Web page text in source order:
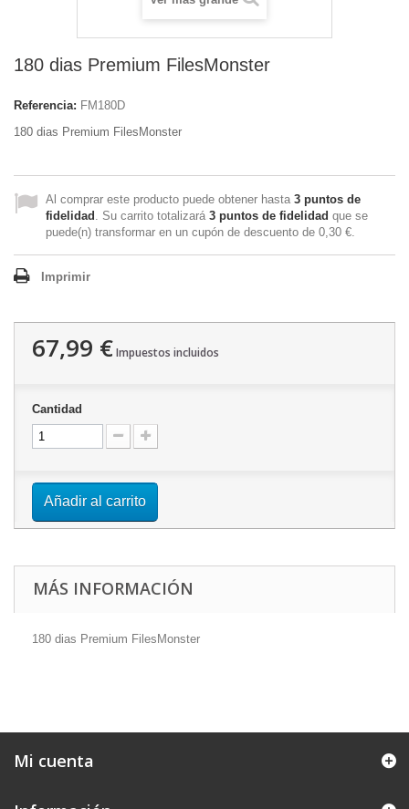
180 dias Premium FilesMonster
Referencia: FM180D
180 dias Premium FilesMonster
Al comprar este producto puede obtener hasta 3 puntos de
fidelidad . Su carrito totalizará 3 puntos de fidelidad que se
puede(n) transformar en un cupón de descuento de 0,30 €.
Imprimir
67,99 €Impuestos incluidos
Cantidad
Añadir al carrito
MÁS INFORMACIÓN
180 dias Premium FilesMonster
Mi cuenta